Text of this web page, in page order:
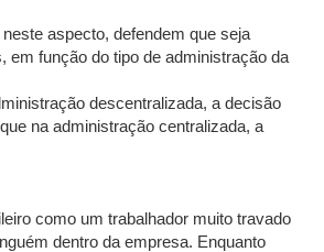
aspecto, defendem que seja
em função do tipo de administração da
descentralizada, a decisão
na administração centralizada, a
como um trabalhador muito travado
dentro da empresa. Enquanto